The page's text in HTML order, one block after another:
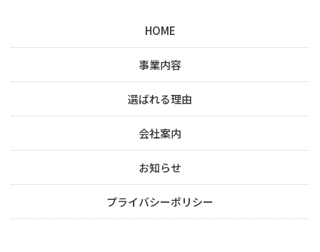
HOME
事業内容
選ばれる理由
会社案内
お知らせ
プライバシーポリシー